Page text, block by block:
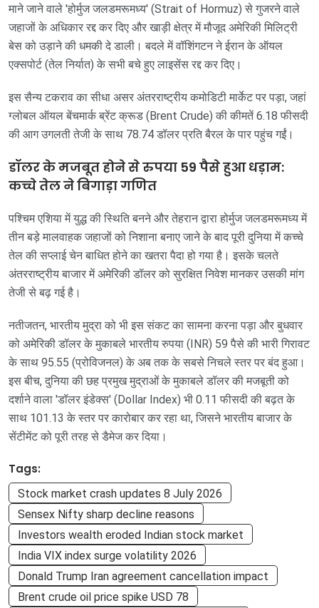
माने जाने वाले 'होर्मुज जलडमरूमध्य' (Strait of Hormuz) से गुजरने वाले
जहाजों के अधिकार रद्द कर दिए और खाड़ी क्षेत्र में मौजूद अमेरिकी मिलिट्री
बेस को उड़ाने की धमकी दे डाली। बदले में वॉशिंगटन ने ईरान के ऑयल
एक्सपोर्ट (तेल निर्यात) के सभी बचे हुए लाइसेंस रद्द कर दिए।
इस सैन्य टकराव का सीधा असर अंतरराष्ट्रीय कमोडिटी मार्केट पर पड़ा, जहां
ग्लोबल ऑयल बेंचमार्क ब्रेंट क्रूड (Brent Crude) की कीमतें 6.18 फीसदी
की आग उगलती तेजी के साथ 78.74 डॉलर प्रति बैरल के पार पहुंच गईं।
डॉलर के मजबूत होने से रुपया 59 पैसे हुआ धड़ाम:
कच्चे तेल ने बिगाड़ा गणित
पश्चिम एशिया में युद्ध की स्थिति बनने और तेहरान द्वारा होर्मुज जलडमरूमध्य में
तीन बड़े मालवाहक जहाजों को निशाना बनाए जाने के बाद पूरी दुनिया में कच्चे
तेल की सप्लाई चेन बाधित होने का खतरा पैदा हो गया है। इसके चलते
अंतरराष्ट्रीय बाजार में अमेरिकी डॉलर को सुरक्षित निवेश मानकर उसकी मांग
तेजी से बढ़ गई है।
नतीजतन, भारतीय मुद्रा को भी इस संकट का सामना करना पड़ा और बुधवार
को अमेरिकी डॉलर के मुकाबले भारतीय रुपया (INR) 59 पैसे की भारी गिरावट
के साथ 95.55 (प्रोविजनल) के अब तक के सबसे निचले स्तर पर बंद हुआ।
इस बीच, दुनिया की छह प्रमुख मुद्राओं के मुकाबले डॉलर की मजबूती को
दर्शाने वाला 'डॉलर इंडेक्स' (Dollar Index) भी 0.11 फीसदी की बढ़त के
साथ 101.13 के स्तर पर कारोबार कर रहा था, जिसने भारतीय बाजार के
सेंटीमेंट को पूरी तरह से डैमेज कर दिया।
Tags:
Stock market crash updates 8 July 2026
Sensex Nifty sharp decline reasons
Investors wealth eroded Indian stock market
India VIX index surge volatility 2026
Donald Trump Iran agreement cancellation impact
Brent crude oil price spike USD 78